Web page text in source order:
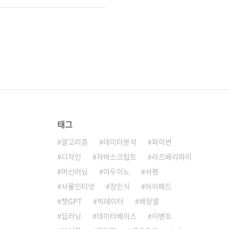
태그
알고리즘 데이터분석
파이썬
디자인
자바스크립트
라즈베리파이
머신러닝
아두이노
서평
사물인터넷
정인식
아이패드
챗GPT
빅데이터
배장열
딥러닝
데이터베이스
이벤트